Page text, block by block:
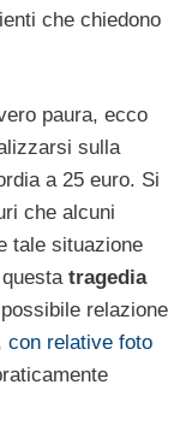
che chiedono
paura, ecco
sulla
a 25 euro. Si
che alcuni
tale situazione
tragedia
relazione
con relative foto